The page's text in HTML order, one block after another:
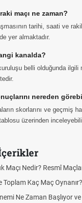
maçı ne zaman?
tarihi, saati ve
yer almaktadır.
kanalda?
belli olduğunda ilgili
nereden
skorlarını ve geçmiş
üzerinden
OM ve Diğer
Skor ve Sonuç
Temel Futbol Kuralları